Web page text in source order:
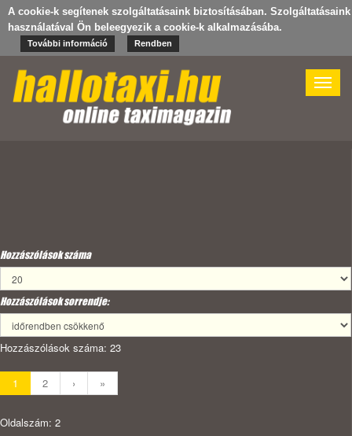
A cookie-k segítenek szolgáltatásaink biztosításában. Szolgáltatásaink
használatával Ön beleegyezik a cookie-k alkalmazásába.
További információ Rendben
Toggle
Hozzászólások száma
Hozzászólások sorrendje:
Hozzászólások száma: 23
1 2 › »
Oldalszám: 2